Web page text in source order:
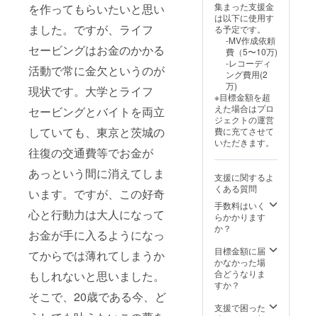
を作ってもらいたいと思い
ました。ですが、ライフ
セービングはお金のかかる
活動で常に金欠というのが
現状です。大学とライフ
セービングとバイトを両立
していても、東京と茨城の
往復の交通費等でお金が
あっという間に消えてしま
います。ですが、この好奇
心と行動力は大人になって
お金が手に入るようになっ
てからでは薄れてしまうか
もしれないと思いました。
そこで、20歳である今、ど
集まった支援金
は以下に使用す
る予定です。
-MV作成依頼
費（5〜10万)
-レコーディ
ング費用(2
万)
※目標金額を超
えた場合はプロ
ジェクトの運営
費に充てさせて
いただきます。
支援に関するよ
くある質問
手数料はいく
らかかります
か？
目標金額に届
かなかった場
合どうなりま
すか？
支援で困った